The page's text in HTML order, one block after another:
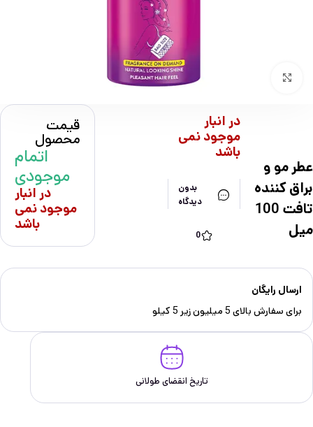
بزرگنمایی تصویر
در انبار
موجود نمی
باشد
بدون
دیدگاه
0
عطر مو و
براق کننده
تافت 100
میل
قیمت
محصول
اتمام
موجودی
در انبار
موجود نمی
باشد
ارسال رایگان
برای سفارش‌ بالای 5 میلیون زیر 5 کیلو
تاریخ انقضای طولانی